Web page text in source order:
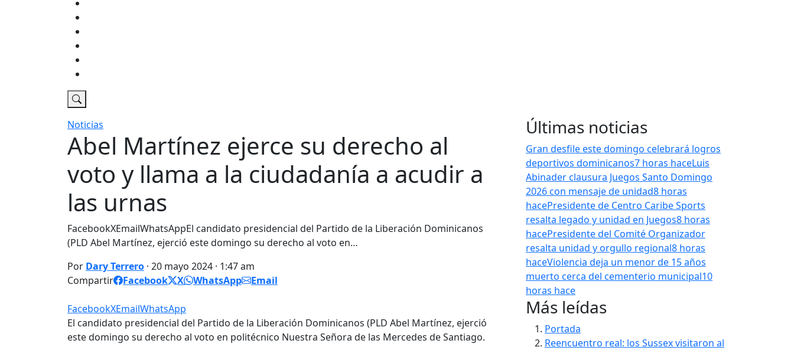
Noticias
Abel Martínez ejerce su derecho al
voto y llama a la ciudadanía a acudir a
las urnas
FacebookXEmailWhatsAppEl candidato presidencial del Partido de la Liberación Dominicanos
(PLD Abel Martínez, ejerció este domingo su derecho al voto en…
Por Dary Terrero · 20 mayo 2024 · 1:47 am
Compartir
Facebook X WhatsApp Email
FacebookXEmailWhatsApp
El candidato presidencial del Partido de la Liberación Dominicanos (PLD Abel Martínez, ejerció
este domingo su derecho al voto en politécnico Nuestra Señora de las Mercedes de Santiago.
Últimas noticias
Gran desfile este domingo celebrará logros
deportivos dominicanos7 horas haceLuis
Abinader clausura Juegos Santo Domingo
2026 con mensaje de unidad8 horas
hacePresidente de Centro Caribe Sports
resalta legado y unidad en Juegos8 horas
hacePresidente del Comité Organizador
resalta unidad y orgullo regional8 horas
haceViolencia deja un menor de 15 años
muerto cerca del cementerio municipal10
horas hace
Más leídas
Portada
Reencuentro real: los Sussex visitaron al